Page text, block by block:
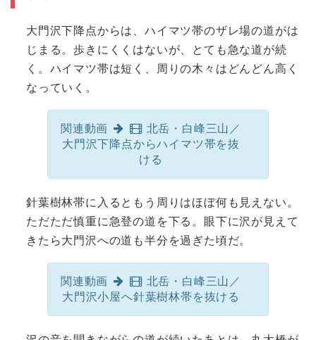
大門沢下降点からは、ハイマツ帯のザレ場の道がは
じまる。歩きにくくはないが、とても急な道が続
く。ハイマツ帯は短く、周りの木々はどんどん高く
なっていく。
関連動画
北岳・白峰三山／
大門沢下降点からハイマツ帯を抜
ける
針葉樹林帯に入るともう周りはほぼ何も見えない。
ただただ慎重に急登の道を下る。眼下に沢が見えて
きたら大門沢への道も半分を過ぎた頃だ。
関連動画
北岳・白峰三山／
大門沢小屋へ針葉樹林帯を抜ける